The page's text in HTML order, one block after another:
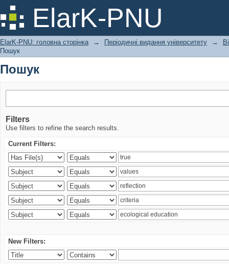
ElarK-PNU
Пошук
ElarK-PNU: головна сторінка → Періодичні видання університету →
Пошук
Пошук
Filters
Use filters to refine the search results.
Current Filters:
New Filters: